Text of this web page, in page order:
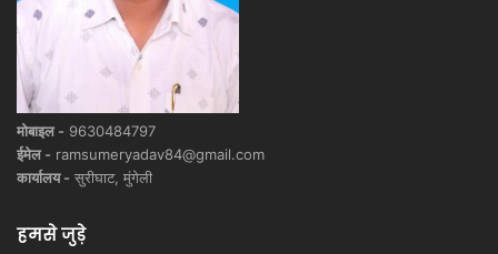
मोबाइल - 9630484797
ईमेल - ramsumeryadav84@gmail.com
कार्यालय - सुरीघाट, मुंगेली
हमसे जुड़े